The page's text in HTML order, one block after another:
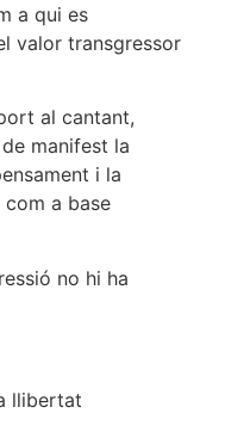
a qui es
valor transgressor
al cantant,
manifest la
i la
a base
no hi ha